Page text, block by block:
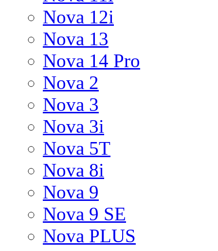
Nova 12i
Nova 13
Nova 14 Pro
Nova 2
Nova 3
Nova 3i
Nova 5T
Nova 8i
Nova 9
Nova 9 SE
Nova PLUS